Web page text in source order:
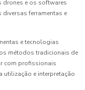
drones e os softwares
ferramentas e
e tecnologias
métodos tradicionais de
com profissionais
utilização e interpretação